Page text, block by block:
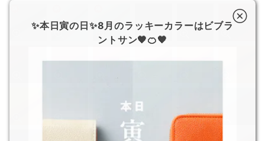
✨本日寅の日✨8月のラッキーカラーはビブラ
ントサン🧡🍊🧡